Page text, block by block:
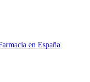
en España